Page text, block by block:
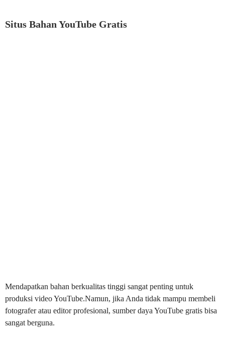
Situs Bahan YouTube Gratis
Mendapatkan bahan berkualitas tinggi sangat penting untuk
produksi video YouTube.Namun, jika Anda tidak mampu membeli
fotografer atau editor profesional, sumber daya YouTube gratis bisa
sangat berguna.